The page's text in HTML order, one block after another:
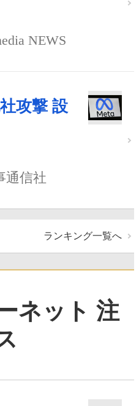
NEWS
攻撃 設
通信社
ランキング一覧へ
ネット 注